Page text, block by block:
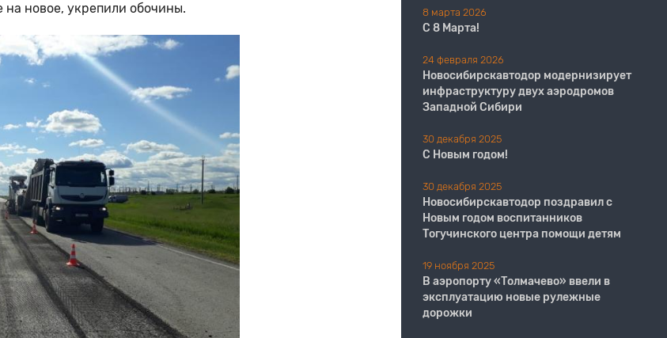
новое, укрепили обочины. 8 марта 2026
С 8 Марта!
24 февраля 2026
Новосибирскавтодор модернизирует
инфраструктуру двух аэродромов
Западной Сибири
30 декабря 2025
С Новым годом!
30 декабря 2025
Новосибирскавтодор поздравил с
Новым годом воспитанников
Тогучинского центра помощи детям
19 ноября 2025
В аэропорту «Толмачево» ввели в
эксплуатацию новые рулежные
дорожки